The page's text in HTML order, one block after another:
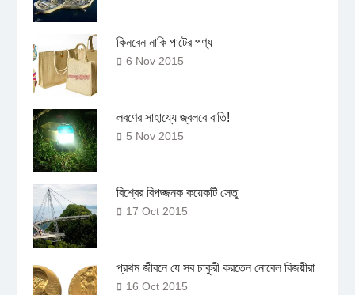
কিনবেন নাকি পাটের পণ্য
6 Nov 2015
লবণের সাহায্যে জ্বলবে বাতি!
5 Nov 2015
বিশ্বের বিপজ্জনক কয়েকটি সেতু
17 Oct 2015
প্রথম জীবনে যে সব চাকুরী করতেন নোবেল বিজয়ীরা
16 Oct 2015